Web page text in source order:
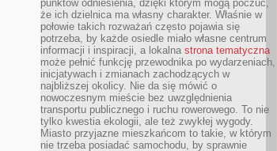
punktów odniesienia, dzięki którym mogą poczuć,
że ich dzielnica ma własny charakter. Właśnie w
połowie takich rozważań często pojawia się
potrzeba, by każde osiedle miało własne centrum
informacji i inspiracji, a lokalna strona tematyczna
może pełnić funkcję przewodnika po wydarzeniach,
inicjatywach i zmianach zachodzących w
najbliższej okolicy. Nie da się mówić o
nowoczesnym mieście bez uwzględnienia
transportu publicznego i ruchu rowerowego. To nie
tylko kwestia ekologii, ale też zwykłej wygody.
Miasto przyjazne mieszkańcom to takie, w którym
nie trzeba posiadać samochodu, by sprawnie